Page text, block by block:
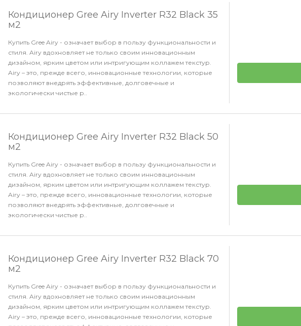
Кондиционер Gree Airy Inverter R32 Black 35
м2
Купить Gree Airy - означает выбор в пользу функциональности и
стиля. Airy вдохновляет не только своим инновационным
дизайном, ярким цветом или интригующим коллажем текстур.
Airy – это, прежде всего, инновационные технологии, которые
позволяют внедрять эффективные, долговечные и
экологически чистые р..
Кондиционер Gree Airy Inverter R32 Black 50
м2
Купить Gree Airy - означает выбор в пользу функциональности и
стиля. Airy вдохновляет не только своим инновационным
дизайном, ярким цветом или интригующим коллажем текстур.
Airy – это, прежде всего, инновационные технологии, которые
позволяют внедрять эффективные, долговечные и
экологически чистые р..
Кондиционер Gree Airy Inverter R32 Black 70
м2
Купить Gree Airy - означает выбор в пользу функциональности и
стиля. Airy вдохновляет не только своим инновационным
дизайном, ярким цветом или интригующим коллажем текстур.
Airy – это, прежде всего, инновационные технологии, которые